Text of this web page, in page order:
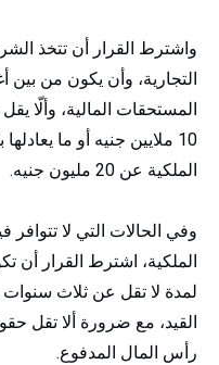
واشترط القرار أن تتخذ
التجارية، وأن يكون من
المستحقات المالية، وألّا
10 ملايين جنيه أو ما
الملكية عن 20 مليون جنيه.
وفي الحالات التي لا تتوافر
الملكية، اشترط القرار
لمدة لا تقل عن ثلاث
القيد، مع ضرورة ألا تقل
رأس المال المدفوع.